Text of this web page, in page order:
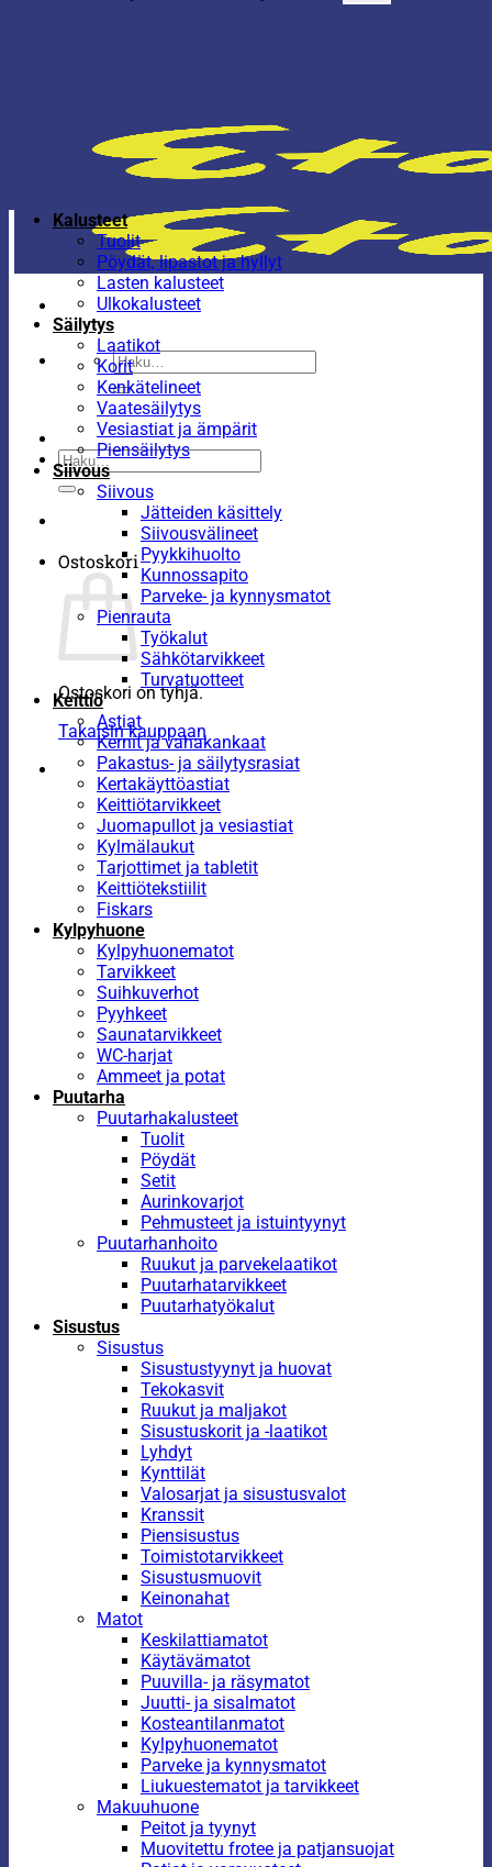
Etsi:
Etsi:
Ostoskori
Ostoskori on tyhjä.
Takaisin kauppaan
Kalusteet
Tuolit
Pöydät, lipastot ja hyllyt
Lasten kalusteet
Ulkokalusteet
Säilytys
Laatikot
Korit
Kenkätelineet
Vaatesäilytys
Vesiastiat ja ämpärit
Piensäilytys
Siivous
Siivous
Jätteiden käsittely
Siivousvälineet
Pyykkihuolto
Kunnossapito
Parveke- ja kynnysmatot
Pienrauta
Työkalut
Sähkötarvikkeet
Turvatuotteet
Keittiö
Astiat
Kernit ja vahakankaat
Pakastus- ja säilytysrasiat
Kertakäyttöastiat
Keittiötarvikkeet
Juomapullot ja vesiastiat
Kylmälaukut
Tarjottimet ja tabletit
Keittiötekstiilit
Fiskars
Kylpyhuone
Kylpyhuonematot
Tarvikkeet
Suihkuverhot
Pyyhkeet
Saunatarvikkeet
WC-harjat
Ammeet ja potat
Puutarha
Puutarhakalusteet
Tuolit
Pöydät
Setit
Aurinkovarjot
Pehmusteet ja istuintyynyt
Puutarhanhoito
Ruukut ja parvekelaatikot
Puutarhatarvikkeet
Puutarhatyökalut
Sisustus
Sisustus
Sisustustyynyt ja huovat
Tekokasvit
Ruukut ja maljakot
Sisustuskorit ja -laatikot
Lyhdyt
Kynttilät
Valosarjat ja sisustusvalot
Kranssit
Piensisustus
Toimistotarvikkeet
Sisustusmuovit
Keinonahat
Matot
Keskilattiamatot
Käytävämatot
Puuvilla- ja räsymatot
Juutti- ja sisalmatot
Kosteantilanmatot
Kylpyhuonematot
Parveke ja kynnysmatot
Liukuestematot ja tarvikkeet
Makuuhuone
Peitot ja tyynyt
Muovitettu frotee ja patjansuojat